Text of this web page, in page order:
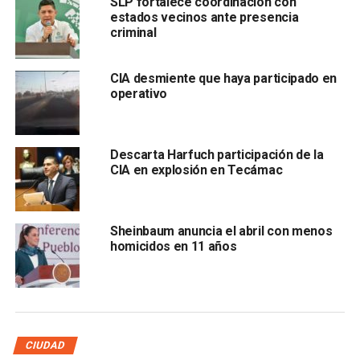
tres empresarios, cinco marinos en activo, uno en retiro y
cinco exfuncionarios de aduanas”.
García Harfuch citó los nombres de Manuel Roberto ‘N’,
Climaco ‘N’, Humberto Enrique ‘N’, Sergio ‘N’, Carlos de
Jesús ‘N’, Fernando Ernesto ‘N’, Francisco Javier ‘N’, Endira
Xóchitl ‘N’, Perla Elizabeth ‘N’, Natalia ‘N’, Ismael ‘N’, Anuar
‘N’, Héctor Manuel ‘N’ y José ‘N’.
En la víspera, distintos medios señalaron que entre los
estados vecinos ante presencia
criminal
CIA desmiente que haya participado en
operativo
Descarta Harfuch participación de la
CIA en explosión en Tecámac
Sheinbaum anuncia el abril con menos
homicidos en 11 años
CIUDAD